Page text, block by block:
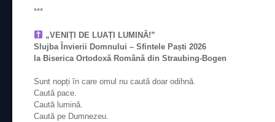
***
„VENIȚI DE LUAȚI LUMINĂ!”
Slujba Învierii Domnului – Sfintele Paști 2026
la Biserica Ortodoxă Română din Straubing-Bogen
Sunt nopți în care omul nu caută doar odihnă.
Caută pace.
Caută lumină.
Caută pe Dumnezeu.